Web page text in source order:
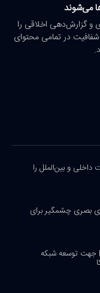
می‌شوند
و گزارش‌دهی اخلاقی را
در تمامی محتوای
داخلی و بین‌الملل را
می‌آید؛ ارتقای بصری چشمگیر برای
همکاری استراتژیک تسلا و EVgo جهت توسعه شبکه